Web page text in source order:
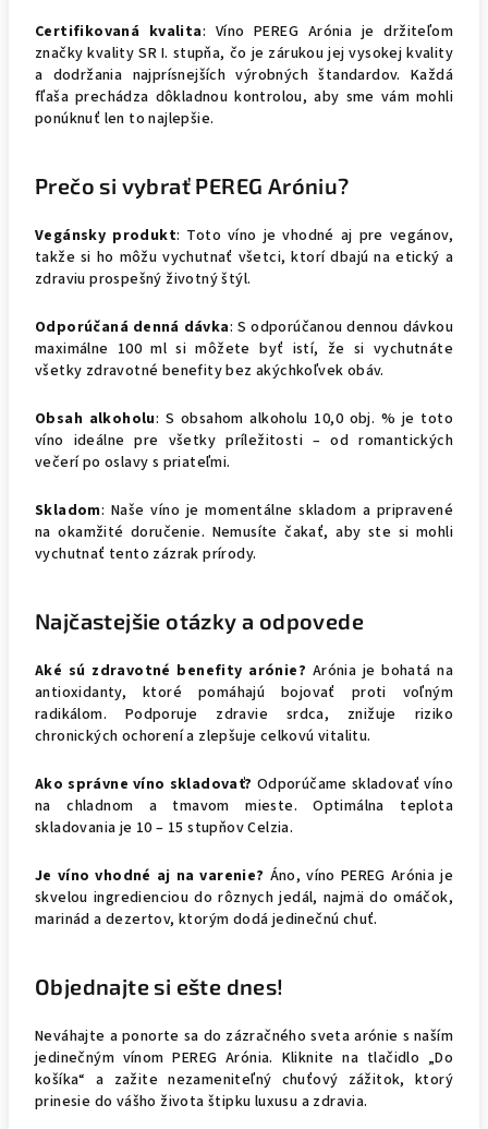
Certifikovaná kvalita: Víno PEREG Arónia je držiteľom
značky kvality SR I. stupňa, čo je zárukou jej vysokej kvality
a dodržania najprísnejších výrobných štandardov. Každá
fľaša prechádza dôkladnou kontrolou, aby sme vám mohli
ponúknuť len to najlepšie.
Prečo si vybrať PEREG Aróniu?
Vegánsky produkt: Toto víno je vhodné aj pre vegánov,
takže si ho môžu vychutnať všetci, ktorí dbajú na etický a
zdraviu prospešný životný štýl.
Odporúčaná denná dávka: S odporúčanou dennou dávkou
maximálne 100 ml si môžete byť istí, že si vychutnáte
všetky zdravotné benefity bez akýchkoľvek obáv.
Obsah alkoholu: S obsahom alkoholu 10,0 obj. % je toto
víno ideálne pre všetky príležitosti – od romantických
večerí po oslavy s priateľmi.
Skladom: Naše víno je momentálne skladom a pripravené
na okamžité doručenie. Nemusíte čakať, aby ste si mohli
vychutnať tento zázrak prírody.
Najčastejšie otázky a odpovede
Aké sú zdravotné benefity arónie? Arónia je bohatá na
antioxidanty, ktoré pomáhajú bojovať proti voľným
radikálom. Podporuje zdravie srdca, znižuje riziko
chronických ochorení a zlepšuje celkovú vitalitu.
Ako správne víno skladovať? Odporúčame skladovať víno
na chladnom a tmavom mieste. Optimálna teplota
skladovania je 10 – 15 stupňov Celzia.
Je víno vhodné aj na varenie? Áno, víno PEREG Arónia je
skvelou ingredienciou do rôznych jedál, najmä do omáčok,
marinád a dezertov, ktorým dodá jedinečnú chuť.
Objednajte si ešte dnes!
Neváhajte a ponorte sa do zázračného sveta arónie s naším
jedinečným vínom PEREG Arónia. Kliknite na tlačidlo „Do
košíka“ a zažite nezameniteľný chuťový zážitok, ktorý
prinesie do vášho života štipku luxusu a zdravia.